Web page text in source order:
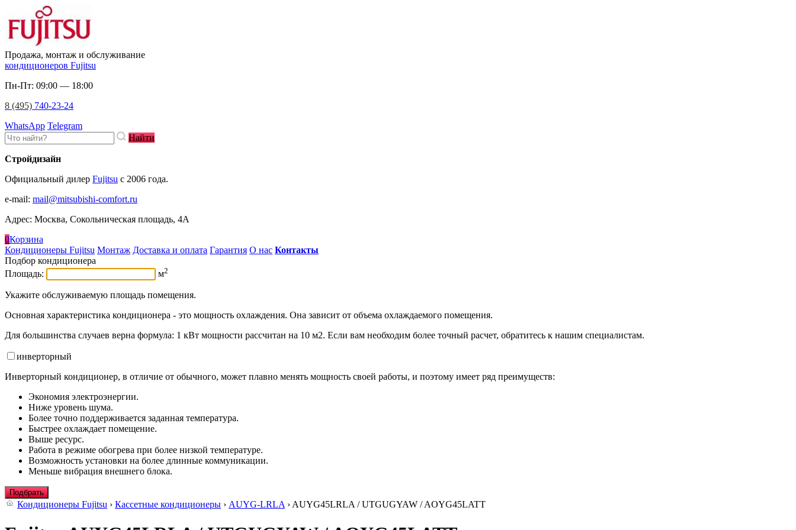
Продажа, монтаж и обслуживание
кондиционеров Fujitsu
Пн-Пт: 09:00 — 18:00
8 (495) 740-23-24
WhatsApp Telegram
Найти
Стройдизайн
Официальный дилер Fujitsu c 2006 года.
e-mail: mail@mitsubishi-comfort.ru
Адрес: Москва, Сокольническая площадь, 4А
0Корзина
Кондиционеры Fujitsu Монтаж Доставка и оплата Гарантия О нас Контакты
Подбор кондиционера
Площадь:
м2
Укажите обслуживаемую площадь помещения.
Основная характеристика кондиционера - это мощность охлаждения. Она зависит от объема охлаждаемого помещения.
Для большинства случаев верна формула: 1 кВт мощности рассчитан на 10 м2. Если вам необходим более точный расчет, обратитесь к нашим специалистам.
инверторный
Инверторный кондиционер, в отличие от обычного, может плавно менять мощность своей работы, и поэтому имеет ряд преимуществ:
Экономия электроэнергии.
Ниже уровень шума.
Более точно поддерживается заданная температура.
Быстрее охлаждает помещение.
Выше ресурс.
Работа в режиме обогрева при более низкой температуре.
Возможность установки на более длинные коммуникации.
Меньше вибрация внешнего блока.
Подбрать
Кондиционеры Fujitsu › Кассетные кондиционеры › AUYG-LRLA › AUYG45LRLA / UTGUGYAW / AOYG45LATT